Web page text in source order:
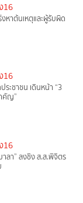
16
หาต้นเหตุและผู้รับผิด
16
ะชาชน เดินหน้า “3
คัญ”
16
าลา” ลงชิง ส.ส.พิจิตร